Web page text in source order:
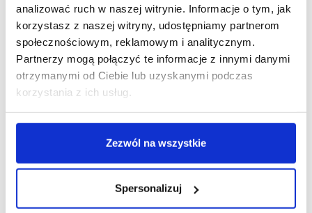
analizować ruch w naszej witrynie. Informacje o tym, jak
korzystasz z naszej witryny, udostępniamy partnerom
społecznościowym, reklamowym i analitycznym.
Partnerzy mogą połączyć te informacje z innymi danymi
otrzymanymi od Ciebie lub uzyskanymi podczas
korzystania z ich usług.
Zezwól na wszystkie
Spersonalizuj
R E K L A M A